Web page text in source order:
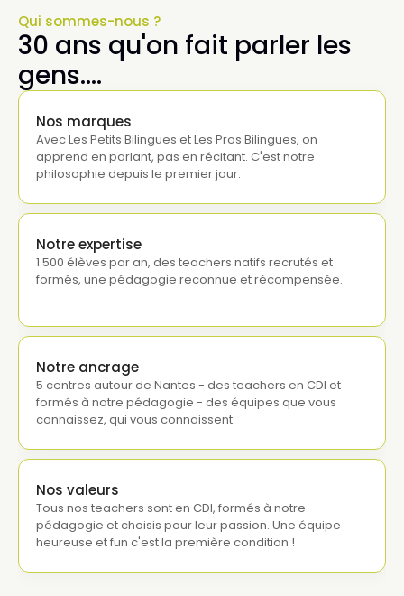
Qui sommes-nous ?
30 ans qu'on fait parler les
gens.…
Nos marques
Avec Les Petits Bilingues et Les Pros Bilingues, on
apprend en parlant, pas en récitant. C'est notre
philosophie depuis le premier jour.
Notre expertise
1 500 élèves par an, des teachers natifs recrutés et
formés, une pédagogie reconnue et récompensée.
Notre ancrage
5 centres autour de Nantes - des teachers en CDI et
formés à notre pédagogie - des équipes que vous
connaissez, qui vous connaissent.
Nos valeurs
Tous nos teachers sont en CDI, formés à notre
pédagogie et choisis pour leur passion. Une équipe
heureuse et fun c'est la première condition !